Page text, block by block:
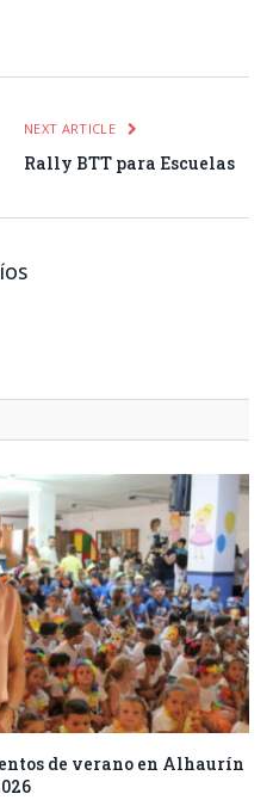
NEXT ARTICLE
Rally BTT para Escuelas
de verano en Alhaurín